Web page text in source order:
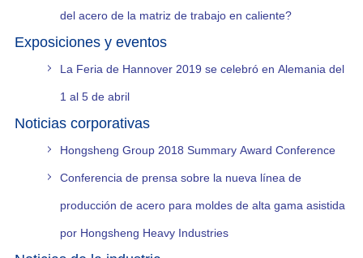
del acero de la matriz de trabajo en caliente?
Exposiciones y eventos
La Feria de Hannover 2019 se celebró en Alemania del
1 al 5 de abril
Noticias corporativas
Hongsheng Group 2018 Summary Award Conference
Conferencia de prensa sobre la nueva línea de
producción de acero para moldes de alta gama asistida
por Hongsheng Heavy Industries